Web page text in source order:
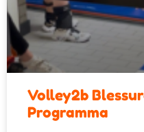
Volley2b
Programma